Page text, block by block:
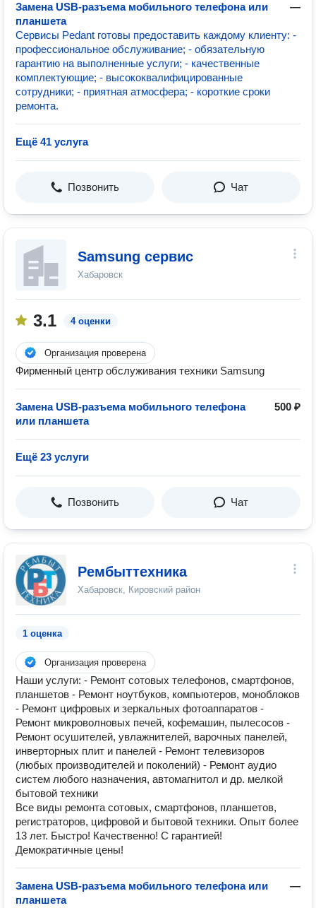
Замена USB-разъема мобильного телефона или
планшета
—
Сервисы Pedant готовы предоставить каждому клиенту: -
профессиональное обслуживание; - обязательную
гарантию на выполненные услуги; - качественные
комплектующие; - высококвалифицированные
сотрудники; - приятная атмосфера; - короткие сроки
ремонта.
Ещё 41 услуга
Позвонить Чат
Samsung сервис
Хабаровск
3.1 4 оценки
Организация проверена
Фирменный центр обслуживания техники Samsung
Замена USB-разъема мобильного телефона
или планшета
500 ₽
Ещё 23 услуги
Позвонить Чат
Рембыттехника
Хабаровск, Кировский район
1 оценка
Организация проверена
Наши услуги: - Ремонт сотовых телефонов, смартфонов,
планшетов - Ремонт ноутбуков, компьютеров, моноблоков
- Ремонт цифровых и зеркальных фотоаппаратов -
Ремонт микроволновых печей, кофемашин, пылесосов -
Ремонт осушителей, увлажнителей, варочных панелей,
инверторных плит и панелей - Ремонт телевизоров
(любых производителей и поколений) - Ремонт аудио
систем любого назначения, автомагнитол и др. мелкой
бытовой техники
Все виды ремонта сотовых, смартфонов, планшетов,
регистраторов, цифровой и бытовой техники. Опыт более
13 лет. Быстро! Качественно! С гарантией!
Демократичные цены!
Замена USB-разъема мобильного телефона или
планшета
—